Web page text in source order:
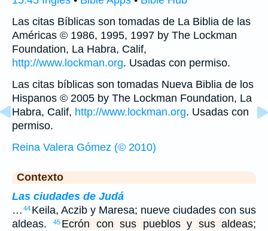
Las citas Bíblicas son tomadas de La Biblia de las
Américas © 1986, 1995, 1997 by The Lockman
Foundation, La Habra, Calif,
http://www.lockman.org. Usadas con permiso.
Las citas bíblicas son tomadas Nueva Biblia de los
Hispanos © 2005 by The Lockman Foundation, La
Habra, Calif, http://www.lockman.org. Usadas con
permiso.
Reina Valera Gómez (© 2010)
Contexto
Las ciudades de Judá
… 44 Keila, Aczib y Maresa; nueve ciudades con sus
aldeas.
45 Ecrón con sus pueblos y sus aldeas;